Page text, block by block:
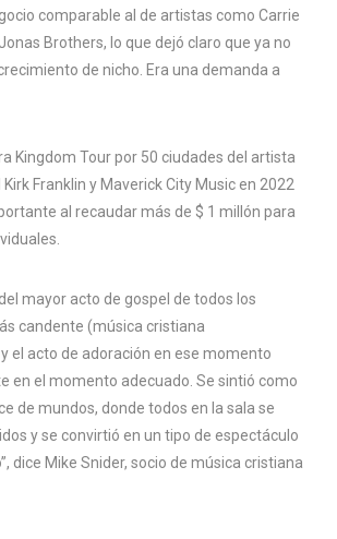
comparable al de artistas como Carrie
Brothers, lo que dejó claro que ya no
de nicho. Era una demanda a
Kingdom Tour por 50 ciudades del artista
Franklin y Maverick City Music en 2022
al recaudar más de $ 1 millón para
mayor acto de gospel de todos los
candente (música cristiana
el acto de adoración en ese momento
en el momento adecuado. Se sintió como
de mundos, donde todos en la sala se
y se convirtió en un tipo de espectáculo
dice Mike Snider, socio de música cristiana